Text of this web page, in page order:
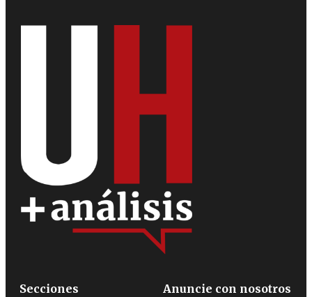
Secciones
Anuncie con nosotros